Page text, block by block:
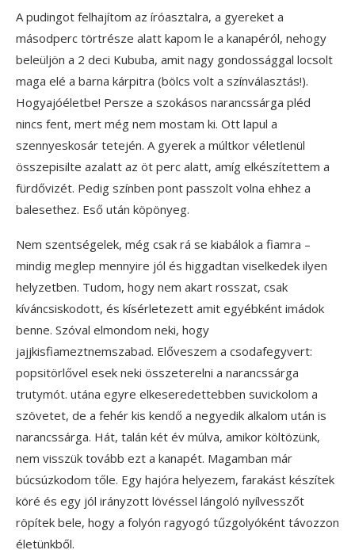
A pudingot felhajítom az íróasztalra, a gyereket a
másodperc törtrésze alatt kapom le a kanapéról, nehogy
beleüljön a 2 deci Kububa, amit nagy gondossággal locsolt
maga elé a barna kárpitra (bölcs volt a színválasztás!).
Hogyajóéletbe! Persze a szokásos narancssárga pléd
nincs fent, mert még nem mostam ki. Ott lapul a
szennyeskosár tetején. A gyerek a múltkor véletlenül
összepisilte azalatt az öt perc alatt, amíg elkészítettem a
fürdővizét. Pedig színben pont passzolt volna ehhez a
balesethez. Eső után köpönyeg.
Nem szentségelek, még csak rá se kiabálok a fiamra –
mindig meglep mennyire jól és higgadtan viselkedek ilyen
helyzetben. Tudom, hogy nem akart rosszat, csak
kíváncsiskodott, és kísérletezett amit egyébként imádok
benne. Szóval elmondom neki, hogy
jajjkisfiameztnemszabad. Előveszem a csodafegyvert:
popsitörlővel esek neki összeterelni a narancssárga
trutymót. utána egyre elkeseredettebben suvickolom a
szövetet, de a fehér kis kendő a negyedik alkalom után is
narancssárga. Hát, talán két év múlva, amikor költözünk,
nem visszük tovább ezt a kanapét. Magamban már
búcsúzkodom tőle. Egy hajóra helyezem, farakást készítek
köré és egy jól irányzott lövéssel lángoló nyílvesszőt
röpítek bele, hogy a folyón ragyogó tűzgolyóként távozzon
életünkből.